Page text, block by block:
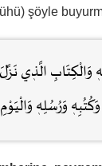
şöyle
وَالْكِتَابِ
وَرُسُلِهٖ